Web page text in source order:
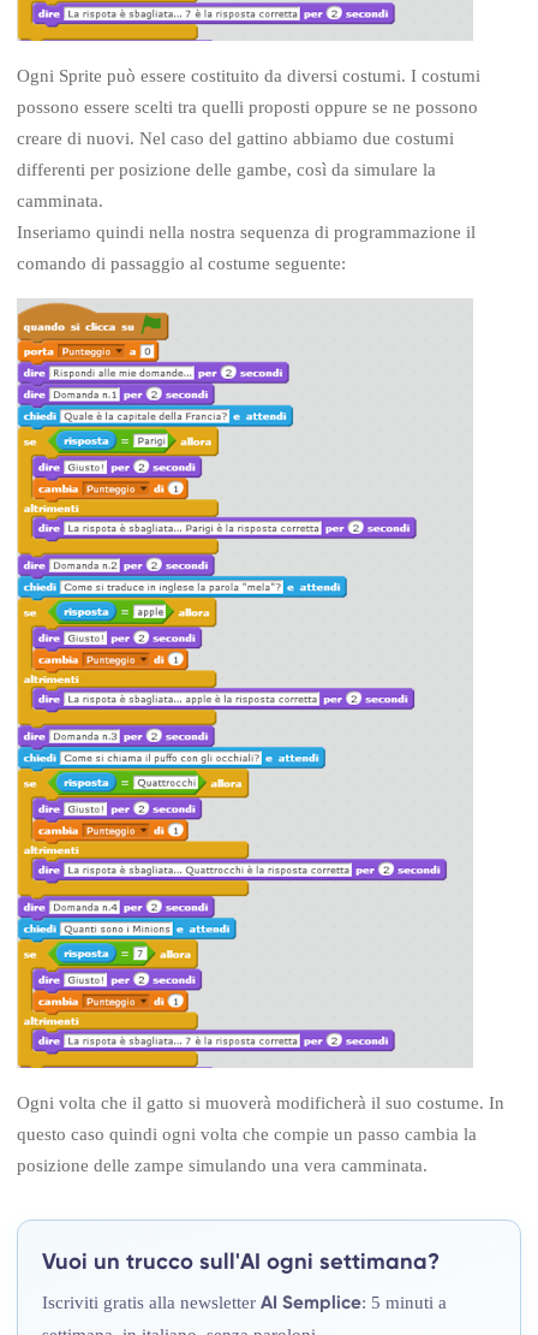
Ogni Sprite può essere costituito da diversi costumi. I costumi
possono essere scelti tra quelli proposti oppure se ne possono
creare di nuovi. Nel caso del gattino abbiamo due costumi
differenti per posizione delle gambe, così da simulare la
camminata.
Inseriamo quindi nella nostra sequenza di programmazione il
comando di passaggio al costume seguente:
Ogni volta che il gatto si muoverà modificherà il suo costume. In
questo caso quindi ogni volta che compie un passo cambia la
posizione delle zampe simulando una vera camminata.
Vuoi un trucco sull'AI ogni settimana?
Iscriviti gratis alla newsletterAI Semplice: 5 minuti a